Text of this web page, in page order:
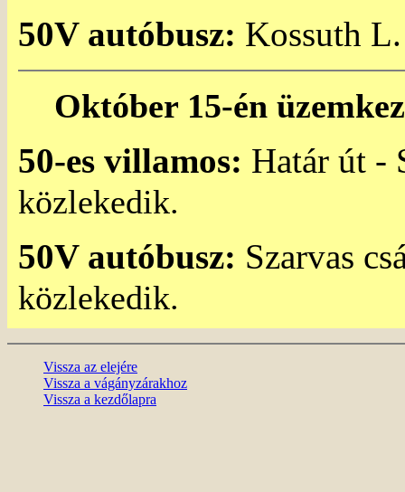
50V autóbusz: Kossuth
Október 15-én
50-es villamos: Határ út -
közlekedik.
50V autóbusz: Szarvas
közlekedik.
Vissza az elejére
Vissza a vágányzárakhoz
Vissza a kezdőlapra